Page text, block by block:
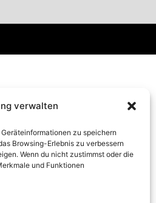
verwalten
zu speichern
Browsing-Erlebnis zu verbessern
Wenn du nicht zustimmst oder die
und Funktionen